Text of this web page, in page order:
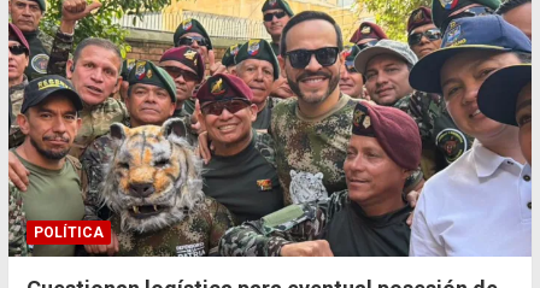
POLÍTICA